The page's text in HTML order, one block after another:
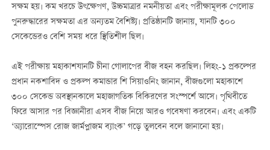
সক্ষম হয়। কম খরচে উৎক্ষেপণ, উচ্চমাত্রার নমনীয়তা এবং পরীক্ষামূলক পেলোড
পুনরুদ্ধারের সক্ষমতা এর অন্যতম বৈশিষ্ট্য। প্রতিষ্ঠানটি জানায়, যানটি ৩০০
সেকেন্ডেরও বেশি সময় ধরে স্থিতিশীল ছিল।
এই পরীক্ষায় মহাকাশযানটি চীনা গোলাপের বীজ বহন করছিল। লিহং-১ প্রকল্পের
প্রধান নকশাবিদ ও প্রকল্প কমান্ডার শি সিয়াওনিং জানান, বীজগুলো মহাকাশে
৩০০ সেকেন্ড অবস্থানকালে মহাজাগতিক বিকিরণের সংস্পর্শে আসে। পৃথিবীতে
ফিরে আসার পর বিজ্ঞানীরা এসব বীজ নিয়ে আরও গবেষণা করবেন। এবং একটি
‘অ্যারোস্পেস রোজ জার্মপ্লাজম ব্যাংক’ গড়ে তুলবেন বলে জানানো হয়।